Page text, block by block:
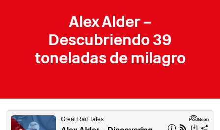
Alex Alder –
Descubriendo 39
toneladas de milagro